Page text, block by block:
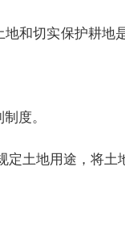
地和切实保护耕地
度。
定土地用途，将